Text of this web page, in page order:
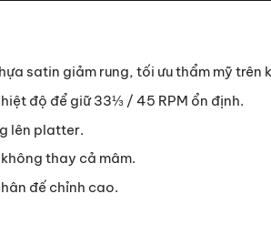
satin giảm rung, tối ưu thẩm mỹ trên
độ để giữ 33⅓ / 45 RPM ổn định.
lên platter.
thay cả mâm.
đế chỉnh cao.